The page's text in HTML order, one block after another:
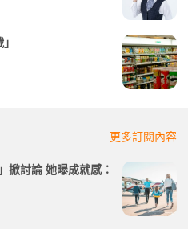
更多訂閱內容
掀討論 她曝成就感：